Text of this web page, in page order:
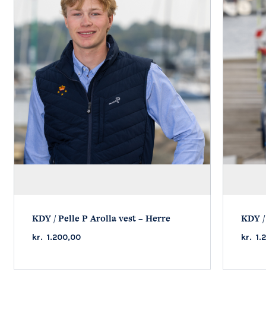
KDY / Pelle P Arolla vest – Herre
kr. 1.200,00
KDY
kr.